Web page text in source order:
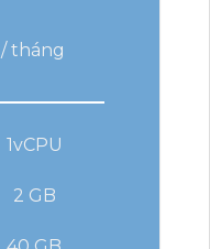
tháng
1vCPU
2 GB